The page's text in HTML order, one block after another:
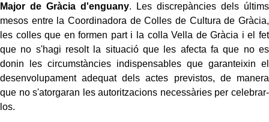
Major de Gràcia d'enguany. Les discrepàncies dels últims
mesos entre la Coordinadora de Colles de Cultura de Gràcia,
les colles que en formen part i la colla Vella de Gràcia i el fet
que no s'hagi resolt la situació que les afecta fa que no es
donin les circumstàncies indispensables que garanteixin el
desenvolupament adequat dels actes previstos, de manera
que no s'atorgaran les autoritzacions necessàries per celebrar-
los.